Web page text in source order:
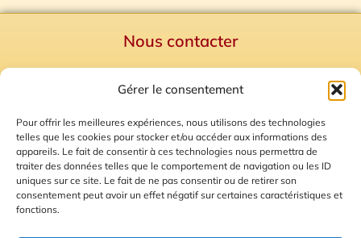
Gérer le consentement
Pour offrir les meilleures expériences, nous utilisons des technologies
telles que les cookies pour stocker et/ou accéder aux informations des
appareils. Le fait de consentir à ces technologies nous permettra de
traiter des données telles que le comportement de navigation ou les ID
uniques sur ce site. Le fait de ne pas consentir ou de retirer son
consentement peut avoir un effet négatif sur certaines caractéristiques et
fonctions.
Nous contacter
Mentions Légales
Plan du site
Gestion des Cookies